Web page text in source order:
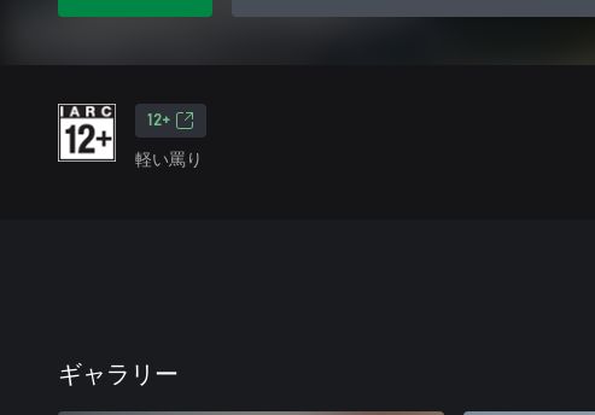
12+
軽い罵り
ギャラリー